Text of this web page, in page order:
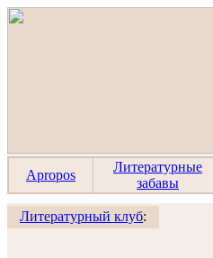
Apropos
Литературные
забавы
Литературный клуб: